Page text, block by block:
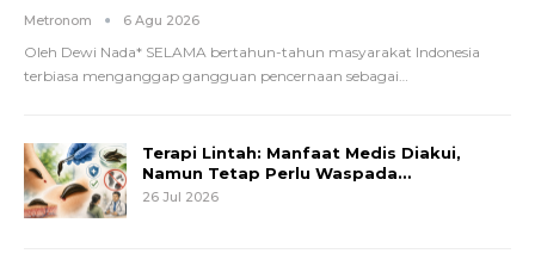
Metronom 6 Agu 2026
Oleh Dewi Nada* SELAMA bertahun-tahun masyarakat Indonesia
terbiasa menganggap gangguan pencernaan sebagai
Terapi Lintah: Manfaat Medis Diakui,
Namun Tetap Perlu Waspada…
26 Jul 2026